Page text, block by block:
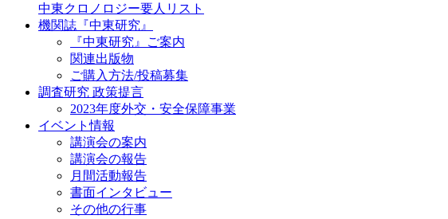
中東クロノロジー要人リスト
機関誌『中東研究』
『中東研究』ご案内
関連出版物
ご購入方法/投稿募集
調査研究 政策提言
2023年度外交・安全保障事業
イベント情報
講演会の案内
講演会の報告
月間活動報告
書面インタビュー
その他の行事